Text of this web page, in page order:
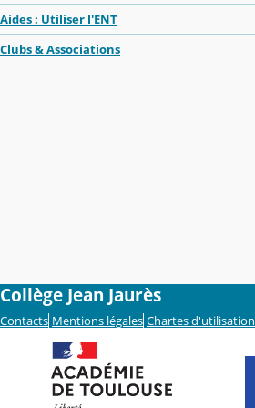
Aides : Utiliser l'ENT
Clubs & Associations
Collège Jean Jaurès
Contacts Mentions légales Chartes d'utilisation